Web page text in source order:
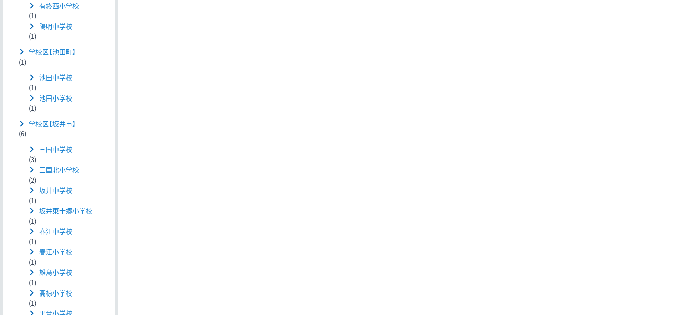
有終西小学校
(1)
陽明中学校
(1)
学校区【池田町】
(1)
池田中学校
(1)
池田小学校
(1)
学校区【坂井市】
(6)
三国中学校
(3)
三国北小学校
(2)
坂井中学校
(1)
坂井東十郷小学校
(1)
春江中学校
(1)
春江小学校
(1)
雄島小学校
(1)
高椋小学校
(1)